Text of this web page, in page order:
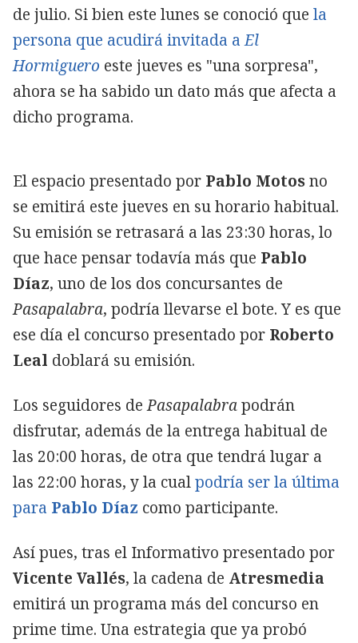
de julio. Si bien este lunes se conoció que la
persona que acudirá invitada aEl
Hormiguero este jueves es "una sorpresa",
ahora se ha sabido un dato más que afecta a
dicho programa.
El espacio presentado por Pablo Motosno
se emitirá este jueves en su horario habitual.
Su emisión se retrasará a las 23:30 horas, lo
que hace pensar todavía más que Pablo
Díaz, uno de los dos concursantes de
Pasapalabra, podría llevarse el bote. Y es que
ese día el concurso presentado por Roberto
Leal doblará su emisión.
Los seguidores dePasapalabrapodrán
disfrutar, además de la entrega habitual de
las 20:00 horas, de otra que tendrá lugar a
las 22:00 horas, y la cualpodría ser la última
para Pablo Díaz como participante.
Así pues, tras el Informativo presentado por
Vicente Vallés, la cadena de Atresmedia
emitirá un programa más del concurso en
prime time. Una estrategia que ya probó